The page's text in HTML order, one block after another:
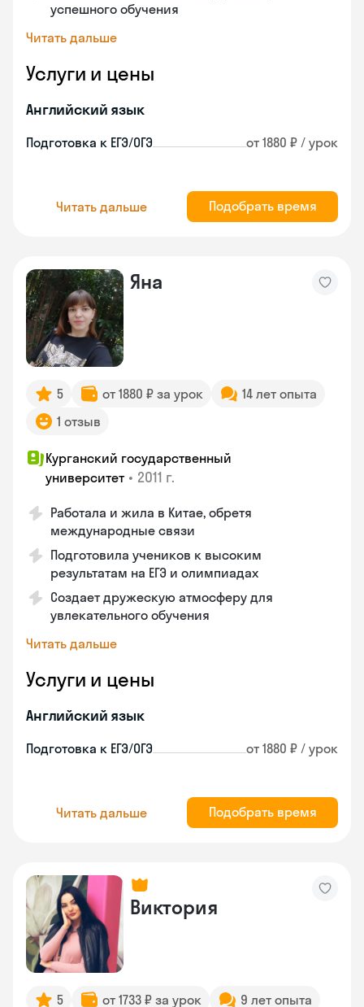
успешного обучения
Читать дальше
Услуги и цены
Английский язык
Подготовка к ЕГЭ/ОГЭ от 1880 ₽ / урок
Читать дальше Подобрать время
Яна
5 от 1880 ₽ за урок
14 лет опыта
1 отзыв
Курганский государственный
университет • 2011 г.
Работала и жила в Китае, обретя
международные связи
Подготовила учеников к высоким
результатам на ЕГЭ и олимпиадах
Создает дружескую атмосферу для
увлекательного обучения
Читать дальше
Услуги и цены
Английский язык
Подготовка к ЕГЭ/ОГЭ от 1880 ₽ / урок
Читать дальше Подобрать время
Виктория
5 от 1733 ₽ за урок 9 лет опыта